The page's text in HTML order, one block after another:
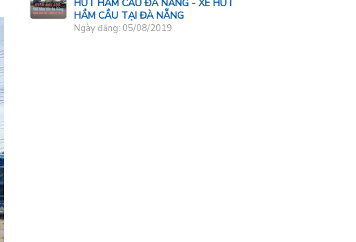
HÚT HẦM CẦU ĐÀ NẴNG - XE HÚT
HẦM CẦU TẠI ĐÀ NẴNG
Ngày đăng: 05/08/2019